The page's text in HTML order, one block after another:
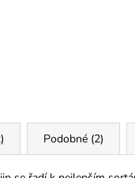
Podobné (2)